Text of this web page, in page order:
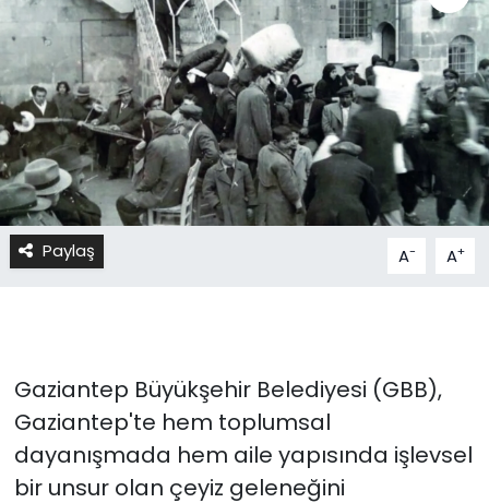
Paylaş A- A+
Gaziantep Büyükşehir Belediyesi (GBB),
Gaziantep'te hem toplumsal
dayanışmada hem aile yapısında işlevsel
bir unsur olan çeyiz geleneğini